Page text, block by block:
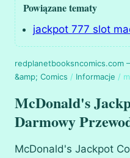
Powiązane tematy
jackpot 777 slot
redplanetbooksncomics.com
&amp; Comics / Informacje /
McDonald's
Darmowy
McDonald's Jackpot